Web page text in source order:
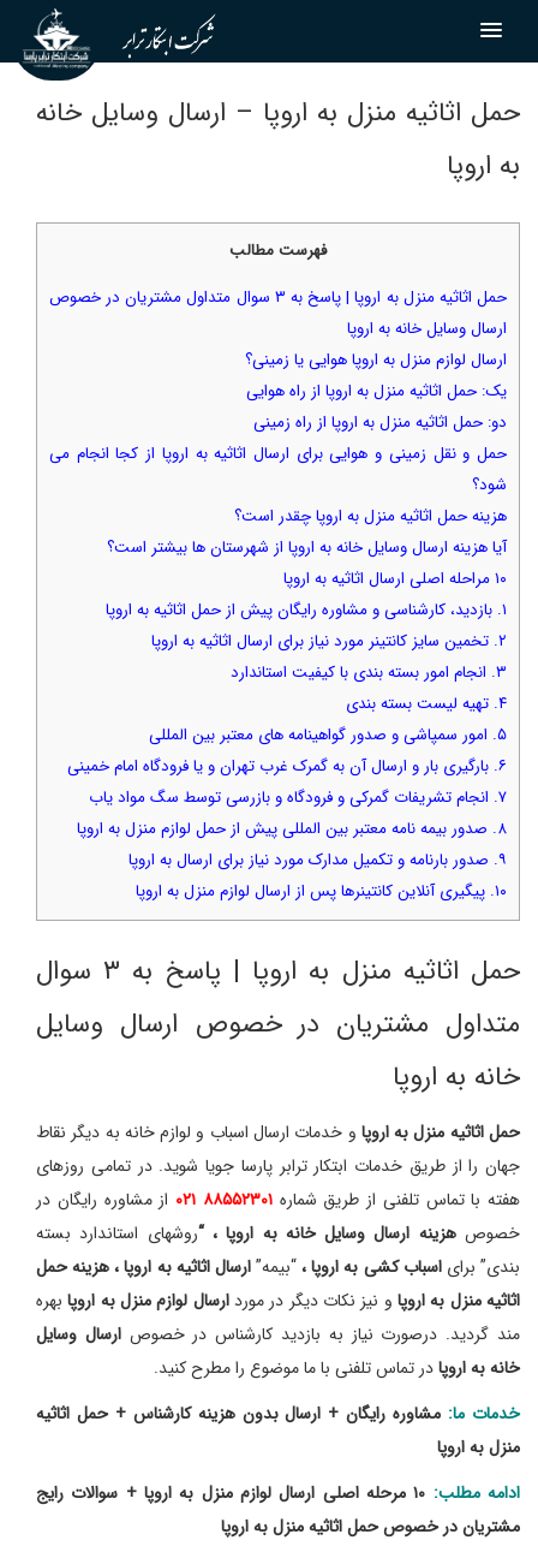
حمل اثاثیه منزل به اروپا – ارسال وسایل خانه
به اروپا
فهرست مطالب
حمل اثاثیه منزل به اروپا | پاسخ به ۳ سوال متداول مشتریان در خصوص
ارسال وسایل خانه به اروپا
ارسال لوازم منزل به اروپا هوایی یا زمینی؟
یک: حمل اثاثیه منزل به اروپا از راه هوایی
دو: حمل اثاثیه منزل به اروپا از راه زمینی
حمل و نقل زمینی و هوایی برای ارسال اثاثیه به اروپا از کجا انجام می
شود؟
هزینه حمل اثاثیه منزل به اروپا چقدر است؟
آیا هزینه ارسال وسایل خانه به اروپا از شهرستان ها بیشتر است؟
۱۰ مراحله اصلی ارسال اثاثیه به اروپا
۱. بازدید، کارشناسی و مشاوره رایگان پیش از حمل اثاثیه به اروپا
۲. تخمین سایز کانتینر مورد نیاز برای ارسال اثاثیه به اروپا
۳. انجام امور بسته بندی با کیفیت استاندارد
۴. تهیه لیست بسته بندی
۵. امور سمپاشی و صدور گواهینامه های معتبر بین المللی
۶. بارگیری بار و ارسال آن به گمرک غرب تهران و یا فرودگاه امام خمینی
۷. انجام تشریفات گمرکی و فرودگاه و بازرسی توسط سگ مواد یاب
۸. صدور بیمه نامه معتبر بین المللی پیش از حمل لوازم منزل به اروپا
۹. صدور بارنامه و تکمیل مدارک مورد نیاز برای ارسال به اروپا
۱۰. پیگیری آنلاین کانتینرها پس از ارسال لوازم منزل به اروپا
حمل اثاثیه منزل به اروپا | پاسخ به ۳ سوال
متداول مشتریان در خصوص ارسال وسایل
خانه به اروپا
حمل اثاثیه منزل به اروپا و خدمات ارسال اسباب و لوازم خانه به دیگر نقاط
جهان را از طریق خدمات ابتکار ترابر پارسا جویا شوید. در تمامی روزهای
هفته با تماس تلفنی از طریق شماره۸۸۵۵۲۳۰۱ ۰۲۱
از مشاوره رایگان در
خصوصهزینه ارسال وسایل خانه به اروپا ، “روشهای استاندارد بسته
بندی” برای اسباب کشی به اروپا ،“بیمه”ارسال اثاثیه به اروپا ، هزینه حمل
اثاثیه منزل به اروپاو نیز نکات دیگر در موردارسال لوازم منزل به اروپابهره
مند گردید. درصورت نیاز به بازدید کارشناس در خصوصارسال وسایل
خانه به اروپادر تماس تلفنی با ما موضوع را مطرح کنید.
خدمات ما: مشاوره رایگان + ارسال بدون هزینه کارشناس + حمل اثاثیه
منزل به اروپا
ادامه مطلب:
۱۰ مرحله اصلی ارسال لوازم منزل به اروپا + سوالات رایج
مشتریان در خصوص حمل اثاثیه منزل به اروپا